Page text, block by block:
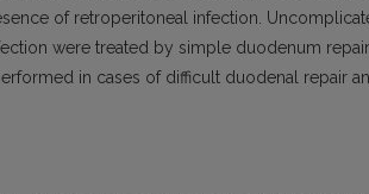
of retroperitoneal infection.
were treated by simple duodenum
in cases of difficult duodenal repair